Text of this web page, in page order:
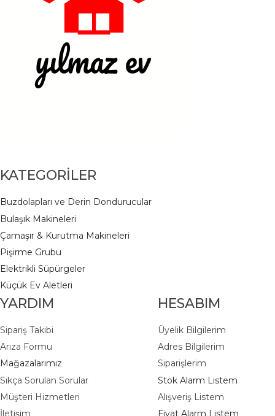
KATEGORİLER
Buzdolapları ve Derin Dondurucular
Bulaşık Makineleri
Çamaşır & Kurutma Makineleri
Pişirme Grubu
Elektrikli Süpürgeler
Küçük Ev Aletleri
YARDIM
Sipariş Takibi
Arıza Formu
Mağazalarımız
Sıkça Sorulan Sorular
Müşteri Hizmetleri
İletişim
HESABIM
Üyelik Bilgilerim
Adres Bilgilerim
Siparişlerim
Stok Alarm Listem
Alışveriş Listem
Fiyat Alarm Listem